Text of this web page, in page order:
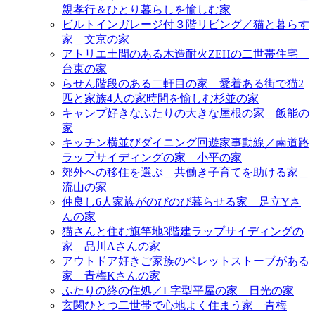
親孝行＆ひとり暮らしを愉しむ家
ビルトインガレージ付３階リビング／猫と暮らす
家＿文京の家
アトリエ土間のある木造耐火ZEHの二世帯住宅＿
台東の家
らせん階段のある二軒目の家＿愛着ある街で猫2
匹と家族4人の家時間を愉しむ杉並の家
キャンプ好きなふたりの大きな屋根の家＿飯能の
家
キッチン横並びダイニング回遊家事動線／南道路
ラップサイディングの家＿小平の家
郊外への移住を選ぶ＿共働き子育てを助ける家＿
流山の家
仲良し6人家族がのびのび暮らせる家＿足立Yさ
んの家
猫さんと住む旗竿地3階建ラップサイディングの
家＿品川Aさんの家
アウトドア好きご家族のペレットストーブがある
家＿青梅Kさんの家
ふたりの終の住処／L字型平屋の家＿日光の家
玄関ひとつ二世帯で心地よく住まう家＿青梅